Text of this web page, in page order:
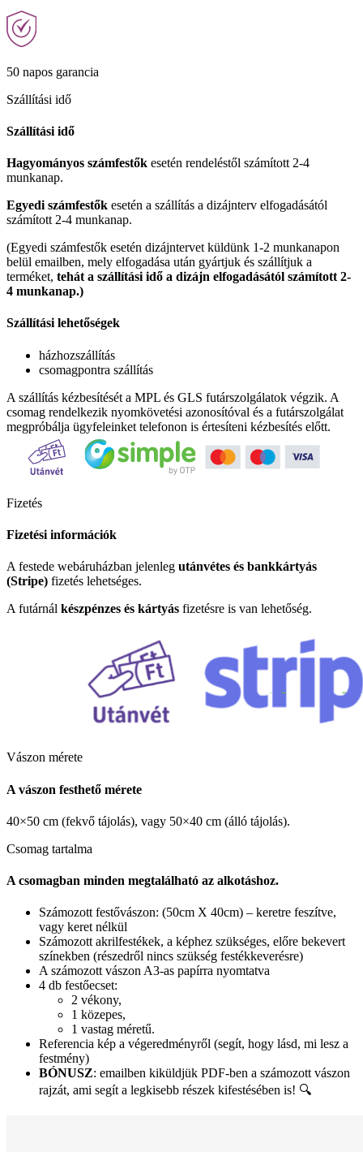
50 napos garancia
Szállítási idő
Szállítási idő
Hagyományos számfestők esetén rendeléstől számított 2-4
munkanap.
Egyedi számfestők esetén a szállítás a dizájnterv elfogadásától
számított 2-4 munkanap.
(Egyedi számfestők esetén dizájntervet küldünk 1-2 munkanapon
belül emailben, mely elfogadása után gyártjuk és szállítjuk a
terméket, tehát a szállítási idő a dizájn elfogadásától számított 2-
4 munkanap.)
Szállítási lehetőségek
házhozszállítás
csomagpontra szállítás
A szállítás kézbesítését a MPL és GLS futárszolgálatok végzik. A
csomag rendelkezik nyomkövetési azonosítóval és a futárszolgálat
megpróbálja ügyfeleinket telefonon is értesíteni kézbesítés előtt.
Fizetés
Fizetési információk
A festede webáruházban jelenleg utánvétes és bankkártyás
(Stripe) fizetés lehetséges.
A futárnál készpénzes és kártyás fizetésre is van lehetőség.
Vászon mérete
A vászon festhető mérete
40×50 cm (fekvő tájolás), vagy 50×40 cm (álló tájolás).
Csomag tartalma
A csomagban minden megtalálható az alkotáshoz.
Számozott festővászon: (50cm X 40cm) – keretre feszítve,
vagy keret nélkül
Számozott akrilfestékek, a képhez szükséges, előre bekevert
színekben (részedről nincs szükség festékkeverésre)
A számozott vászon A3-as papírra nyomtatva
4 db festőecset:
2 vékony,
1 közepes,
1 vastag méretű.
Referencia kép a végeredményről (segít, hogy lásd, mi lesz a
festmény)
BÓNUSZ: emailben kiküldjük PDF-ben a számozott vászon
rajzát, ami segít a legkisebb részek kifestésében is! 🔍